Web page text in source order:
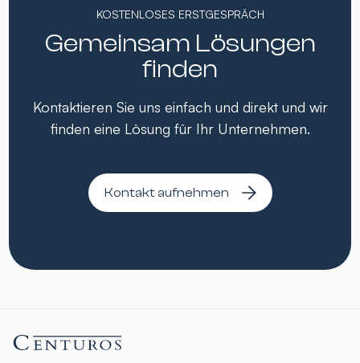
KOSTENLOSES ERSTGESPRÄCH
Gemeinsam Lösungen
finden
Kontaktieren Sie uns einfach und direkt und wir
finden eine Lösung für Ihr Unternehmen.
Kontakt aufnehmen